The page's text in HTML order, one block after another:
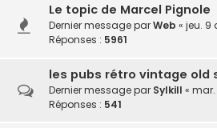
Le topic de Marcel Pignole
Dernier message parWeb « jeu. 9
Réponses : 5961
les pubs rétro vintage old
Dernier message par Sylkill « mar.
Réponses : 541